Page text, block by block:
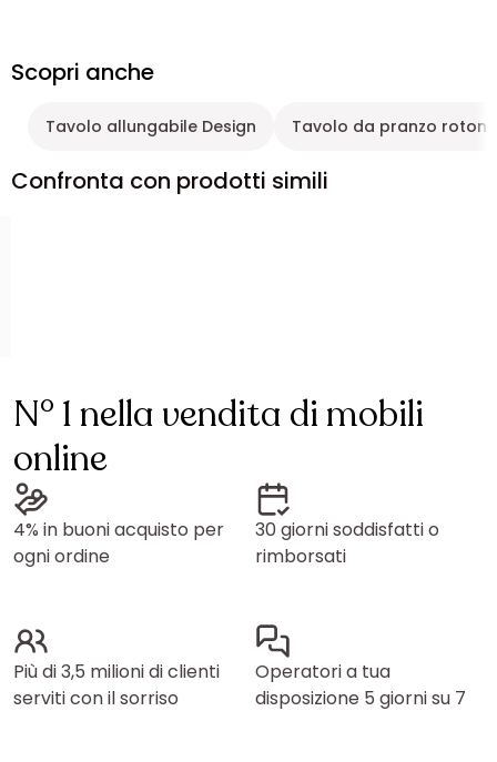
Scopri anche
Tavolo allungabile Design Tavolo da pranzo
Confronta con prodotti simili
N° 1 nella vendita di mobili
online
4% in buoni acquisto per
ogni ordine
30 giorni soddisfatti o
rimborsati
Più di 3,5 milioni di clienti
serviti con il sorriso
Operatori a tua
disposizione 5 giorni su 7